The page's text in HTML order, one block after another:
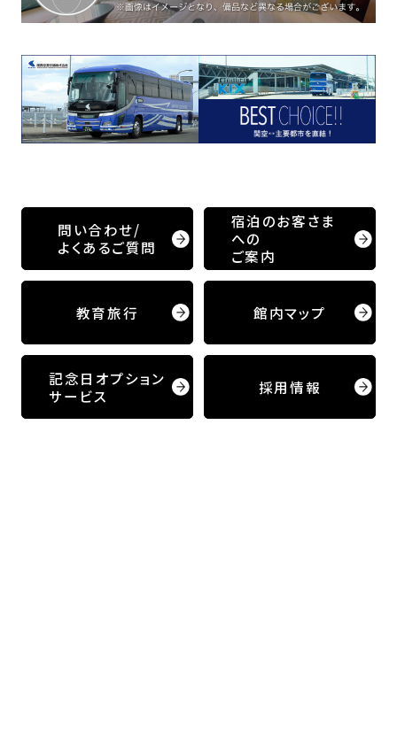
問い合わせ/
よくあるご質問
宿泊のお客さま
への
ご案内
教育旅行 館内マップ
記念日オプション
サービス
採用情報